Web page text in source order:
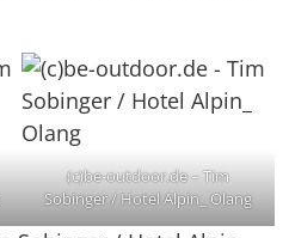
(c)be-outdoor.de – Tim
Sobinger / Hotel Alpin_ Olang